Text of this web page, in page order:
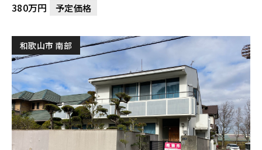
380万円 予定価格
和歌山市 南部